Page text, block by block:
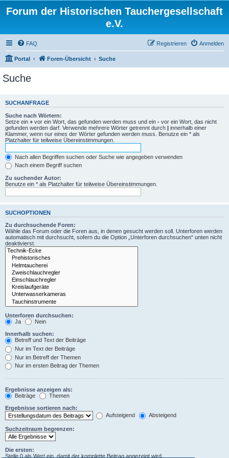
Forum der Historischen Tauchergesellschaft
e.V.
FAQ Anmelden
Registrieren
Portal Foren-Übersicht Suche
Suche
SUCHANFRAGE
Suche nach Wörtern:
Setze ein + vor ein Wort, das gefunden werden muss und ein - vor ein Wort, das nicht
gefunden werden darf. Verwende mehrere Wörter getrennt durch | innerhalb einer
Klammer, wenn nur eines der Wörter gefunden werden muss. Benutze ein * als
Platzhalter für teilweise Übereinstimmungen.
Nach allen Begriffen suchen oder Suche wie angegeben verwenden
Nach einem Begriff suchen
Zu suchender Autor:
Benutze ein * als Platzhalter für teilweise Übereinstimmungen.
SUCHOPTIONEN
Zu durchsuchende Foren:
Wähle das Forum oder die Foren aus, in denen gesucht werden soll. Unterforen werden
automatisch mit durchsucht, sofern du die Option „Unterforen durchsuchen“ unten nicht
deaktivierst.
Unterforen durchsuchen:
Ja
Nein
Innerhalb suchen:
Betreff und Text der Beiträge
Nur im Text der Beiträge
Nur im Betreff der Themen
Nur im ersten Beitrag der Themen
Ergebnisse anzeigen als:
Beiträge
Themen
Ergebnisse sortieren nach:
Aufsteigend
Absteigend
Suchzeitraum begrenzen:
Die ersten:
Stelle 0 als Wert ein, damit der komplette Beitrag angezeigt wird.